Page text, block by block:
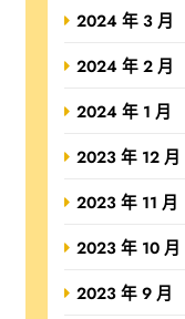
2024 年 3 月
2024 年 2 月
2024 年 1 月
2023 年 12 月
2023 年 11 月
2023 年 10 月
2023 年 9 月